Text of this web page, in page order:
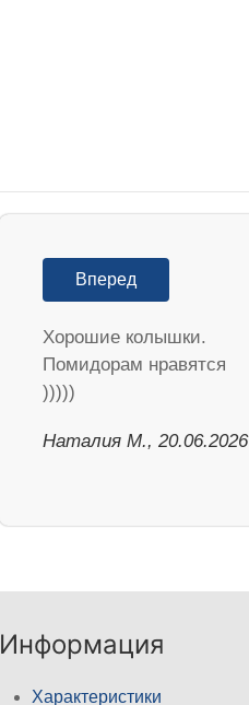
Вперед
Хорошие колышки.
Помидорам нравятся
)))))
Наталия М., 20.06.2026
Информация
Характеристики